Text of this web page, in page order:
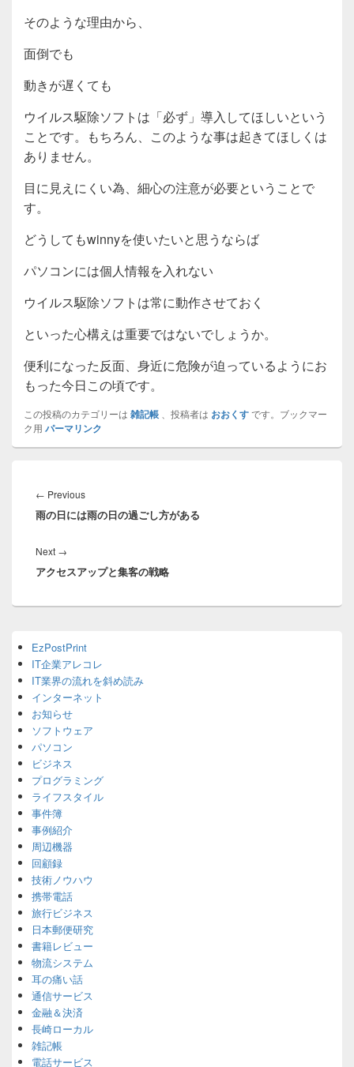
そのような理由から、
面倒でも
動きが遅くても
ウイルス駆除ソフトは「必ず」導入してほしいという
ことです。もちろん、このような事は起きてほしくは
ありません。
目に見えにくい為、細心の注意が必要ということで
す。
どうしてもwinnyを使いたいと思うならば
パソコンには個人情報を入れない
ウイルス駆除ソフトは常に動作させておく
といった心構えは重要ではないでしょうか。
便利になった反面、身近に危険が迫っているようにお
もった今日この頃です。
この投稿のカテゴリーは 雑記帳 、投稿者は おおくすです。ブックマー
ク用 パーマリンク
稿
ナ
ゲ
シ
← PreviousPrevious
post:
雨の日には雨の日の過ごし方がある
Next →
post:
アクセスアップと集客の戦略
Sidebar
Widget
Area
EzPostPrint
IT企業アレコレ
IT業界の流れを斜め読み
インターネット
お知らせ
ソフトウェア
パソコン
ビジネス
プログラミング
ライフスタイル
事件簿
事例紹介
周辺機器
回顧録
技術ノウハウ
携帯電話
旅行ビジネス
日本郵便研究
書籍レビュー
物流システム
耳の痛い話
通信サービス
金融＆決済
長崎ローカル
雑記帳
電話サービス